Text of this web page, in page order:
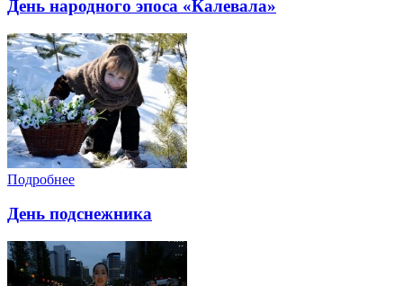
День народного эпоса «Калевала»
Подробнее
День подснежника